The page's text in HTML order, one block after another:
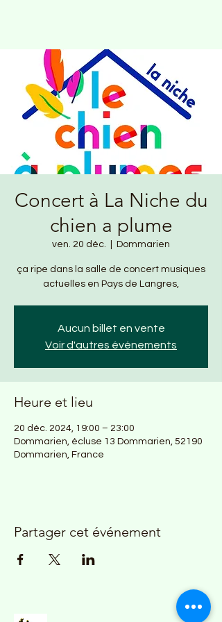
Concert à La Niche du
chien a plume
ven. 20 déc. Dommarien
ça ripe dans la salle de concert musiques
actuelles en Pays de Langres,
Aucun billet en vente
Voir d'autres événements
Heure et lieu
20 déc. 2024, 19:00 – 23:00
Dommarien, écluse 13 Dommarien, 52190
Dommarien, France
Partager cet événement